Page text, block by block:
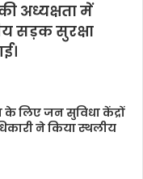
अध्यक्षता में
सड़क सुरक्षा
के लिए जन सुविधा केंद्रों
ने किया स्थलीय